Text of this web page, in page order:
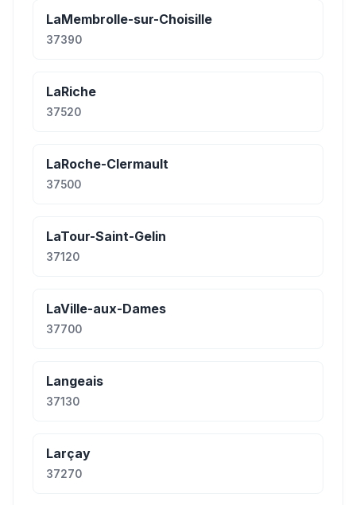
LaMembrolle-sur-Choisille
37390
LaRiche
37520
LaRoche-Clermault
37500
LaTour-Saint-Gelin
37120
LaVille-aux-Dames
37700
Langeais
37130
Larçay
37270